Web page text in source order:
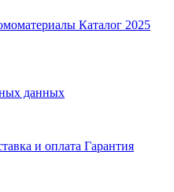
Каталог 2025
данных
и оплата Гарантия